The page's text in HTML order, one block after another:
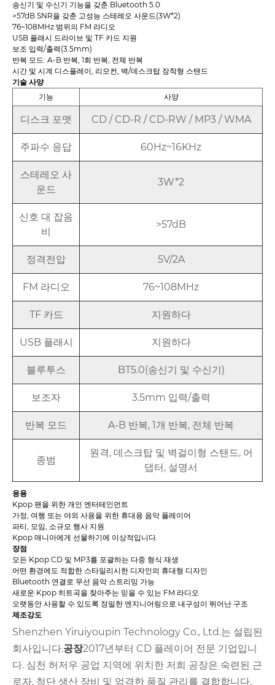
송신기 및 수신기 기능을 갖춘 Bluetooth 5.0
>57dB SNR을 갖춘 고성능 스테레오 사운드(3W*2)
76~108MHz 범위의 FM 라디오
USB 플래시 드라이브 및 TF 카드 지원
보조 입력/출력(3.5mm)
반복 모드: A-B 반복, 1회 반복, 전체 반복
시간 및 시계 디스플레이, 리모컨, 벽/데스크탑 장착형 스탠드
기술 사양
기능
사양
디스크 포맷 CD / CD-R / CD-RW / MP3 / WMA
주파수 응답 60Hz~16KHz
스테레오 사
운드
3W*2
신호 대 잡음
비
>57dB
정격전압 5V/2A
FM 라디오 76~108MHz
TF 카드 지원하다
USB 플래시 지원하다
블루투스 BT5.0(송신기 및 수신기)
보조자 3.5mm 입력/출력
반복 모드 A-B 반복, 1개 반복, 전체 반복
종범
원격, 데스크탑 및 벽걸이형 스탠드, 어
댑터, 설명서
응용
Kpop 팬을 위한 개인 엔터테인먼트
가정, 여행 또는 야외 사용을 위한 휴대용 음악 플레이어
파티, 모임, 소규모 행사 지원
Kpop 매니아에게 선물하기에 이상적입니다.
장점
모든 Kpop CD 및 MP3를 포괄하는 다중 형식 재생
어떤 환경에도 적합한 스타일리시한 디자인의 휴대형 디자인
Bluetooth 연결로 무선 음악 스트리밍 가능
새로운 Kpop 히트곡을 찾아주는 믿을 수 있는 FM 라디오
오랫동안 사용할 수 있도록 정밀한 엔지니어링으로 내구성이 뛰어난 구조
제조강도
Shenzhen Yiruiyoupin Technology Co., Ltd.는 설립된
회사입니다.공장2017년부터 CD 플레이어 전문 기업입니
다. 심천 허저우 공업 지역에 위치한 저희 공장은 숙련된 근
로자, 첨단 생산 장비 및 엄격한 품질 관리를 결합합니다.